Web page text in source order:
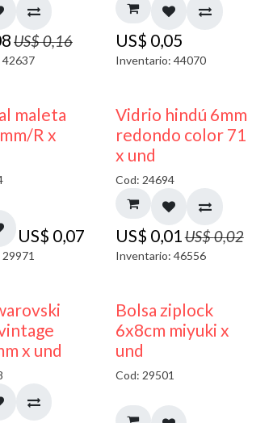
US$0,16 US$ 0,05
Inventario: 44070
maleta
R x
US$ 0,07
40% DESCUENTO
Vidrio hindú 6mm
redondo color 71
x und
Cod: 24694
US$ 0,01US$0,02
Inventario: 46556
x und
¡NUEVO!
Bolsa ziplock
6x8cm miyuki x
und
Cod: 29501